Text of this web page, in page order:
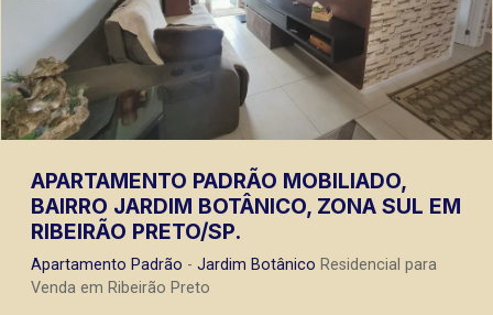
APARTAMENTO PADRÃO MOBILIADO,
BAIRRO JARDIM BOTÂNICO, ZONA SUL EM
RIBEIRÃO PRETO/SP.
Apartamento Padrão - Jardim Botânico Residencial para
Venda em Ribeirão Preto